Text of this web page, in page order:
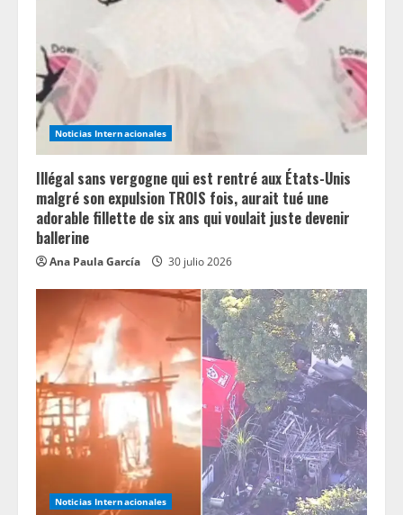
Noticias Internacionales
Illégal sans vergogne qui est rentré aux États-Unis
malgré son expulsion TROIS fois, aurait tué une
adorable fillette de six ans qui voulait juste devenir
ballerine
Ana Paula García 30 julio 2026
Noticias Internacionales